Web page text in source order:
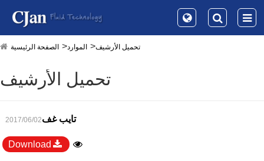
الصفحة الرئيسية الموارد تحميل الأرشيف
تحميل الأرشيف
تايب غف2017/06/02
Download